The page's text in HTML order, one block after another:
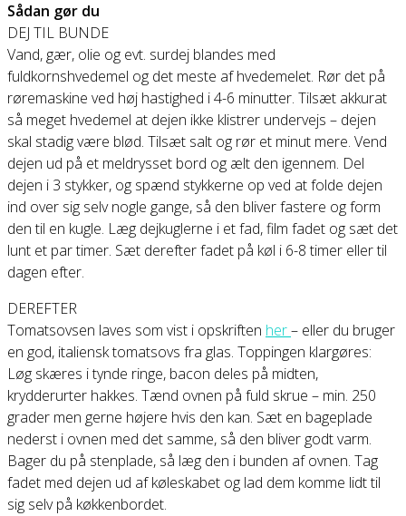
Sådan gør du
DEJ TIL BUNDE
Vand, gær, olie og evt. surdej blandes med
fuldkornshvedemel og det meste af hvedemelet. Rør det på
røremaskine ved høj hastighed i 4-6 minutter. Tilsæt akkurat
så meget hvedemel at dejen ikke klistrer undervejs – dejen
skal stadig være blød. Tilsæt salt og rør et minut mere. Vend
dejen ud på et meldrysset bord og ælt den igennem. Del
dejen i 3 stykker, og spænd stykkerne op ved at folde dejen
ind over sig selv nogle gange, så den bliver fastere og form
den til en kugle. Læg dejkuglerne i et fad, film fadet og sæt det
lunt et par timer. Sæt derefter fadet på køl i 6-8 timer eller til
dagen efter.
DEREFTER
Tomatsovsen laves som vist i opskriften her– eller du bruger
en god, italiensk tomatsovs fra glas. Toppingen klargøres:
Løg skæres i tynde ringe, bacon deles på midten,
krydderurter hakkes. Tænd ovnen på fuld skrue – min. 250
grader men gerne højere hvis den kan. Sæt en bageplade
nederst i ovnen med det samme, så den bliver godt varm.
Bager du på stenplade, så læg den i bunden af ovnen. Tag
fadet med dejen ud af køleskabet og lad dem komme lidt til
sig selv på køkkenbordet.